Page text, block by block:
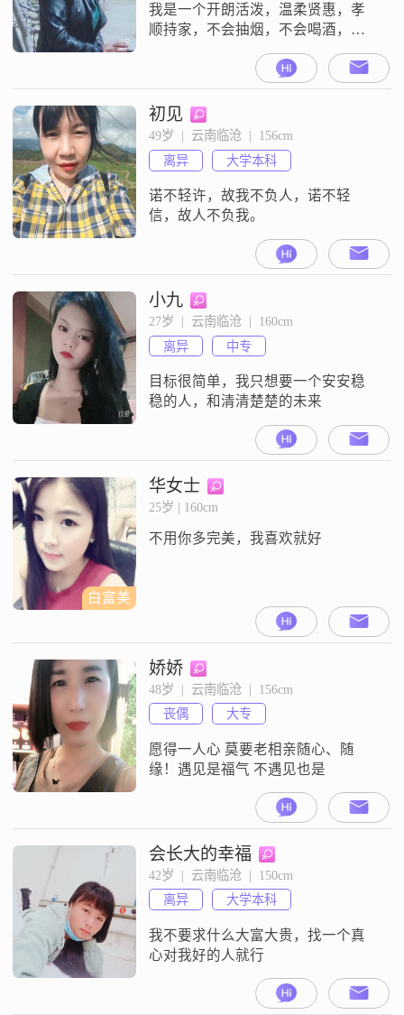
我是一个开朗活泼，温柔贤惠，孝
顺持家，不会抽烟，不会喝酒，更
的爱好广泛，喜欢和另一半散散
步，旅游，，，，
初见
49岁  |  云南临沧  |  156cm
离异
大学本科
诺不轻许，故我不负人，诺不轻
信，故人不负我。
小九
27岁  |  云南临沧  |  160cm
离异
中专
目标很简单，我只想要一个安安稳
稳的人，和清清楚楚的未来
白富美
华女士
25岁 | 160cm
不用你多完美，我喜欢就好
娇娇
48岁  |  云南临沧  |  156cm
丧偶
大专
愿得一人心 莫要老相亲随心、随
缘！遇见是福气 不遇见也是
会长大的幸福
42岁  |  云南临沧  |  150cm
离异
大学本科
我不要求什么大富大贵，找一个真
心对我好的人就行